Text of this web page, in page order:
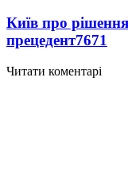
Київ про
прецедент7671
Читати коментарі